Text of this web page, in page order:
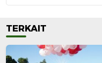
TERKAIT